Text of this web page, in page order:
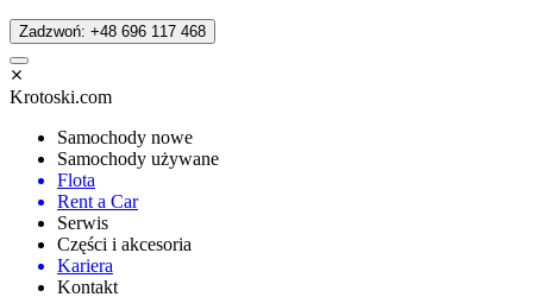
Zadzwoń: +48 696 117 468
Krotoski.com
Samochody nowe
Samochody używane
Flota
Rent a Car
Serwis
Części i akcesoria
Kariera
Kontakt